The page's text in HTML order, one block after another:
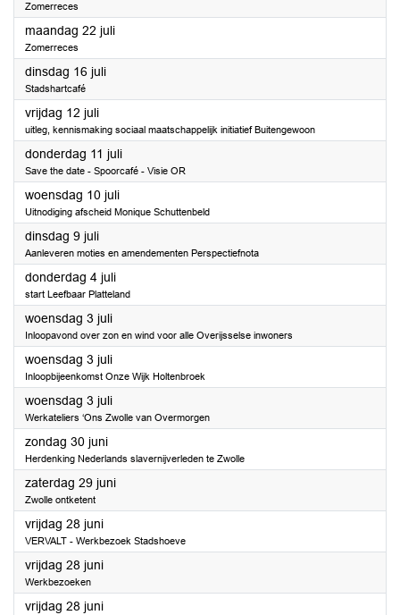
Zomerreces
maandag 22 juli2024
Zomerreces
dinsdag 16 juli2024
Stadshartcafé
vrijdag 12 juli2024
uitleg, kennismaking sociaal maatschappelijk initiatief Buitengewoon
donderdag 11 juli2024
Save the date - Spoorcafé - Visie OR
woensdag 10 juli2024
Uitnodiging afscheid Monique Schuttenbeld
dinsdag 9 juli2024
Aanleveren moties en amendementen Perspectiefnota
donderdag 4 juli2024
start Leefbaar Platteland
woensdag 3 juli2024
Inloopavond over zon en wind voor alle Overijsselse inwoners
woensdag 3 juli2024
Inloopbijeenkomst Onze Wijk Holtenbroek
woensdag 3 juli2024
Werkateliers ‘Ons Zwolle van Overmorgen
zondag 30 juni2024
Herdenking Nederlands slavernijverleden te Zwolle
zaterdag 29 juni2024
Zwolle ontketent
vrijdag 28 juni2024
VERVALT - Werkbezoek Stadshoeve
vrijdag 28 juni2024
Werkbezoeken
vrijdag 28 juni2024